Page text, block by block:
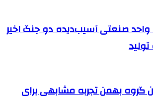
بازگشت ۴۶ واحد صنعتی آسیب‌دیده دو جنگ اخیر
تولید
گروه بهمن تجربه مشابهی برای